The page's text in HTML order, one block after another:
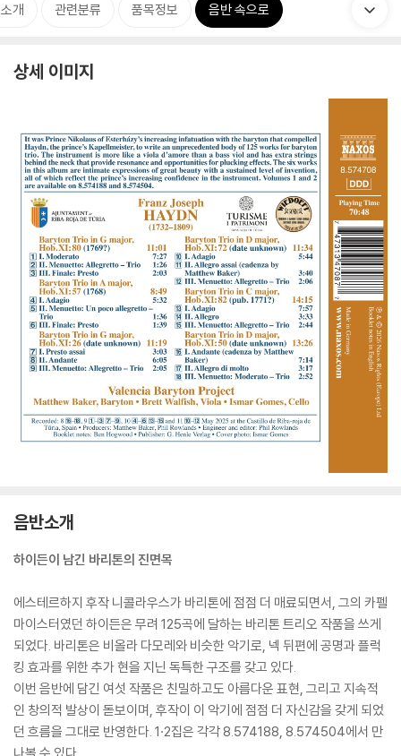
개 관련분류 품목정보 음반 속으로
상세 이미지
음반소개
하이든이 남긴 바리톤의 진면목
에스테르하지 후작 니콜라우스가 바리톤에 점점 더 매료되면서, 그의 카펠
마이스터였던 하이든은 무려 125곡에 달하는 바리톤 트리오 작품을 쓰게
되었다. 바리톤은 비올라 다모레와 비슷한 악기로, 넥 뒤편에 공명과 플럭
킹 효과를 위한 추가 현을 지닌 독특한 구조를 갖고 있다.
이번 음반에 담긴 여섯 작품은 친밀하고도 아름다운 표현, 그리고 지속적
인 창의적 발상이 돋보이며, 후작이 이 악기에 점점 더 자신감을 갖게 되었
던 흐름을 그대로 반영한다. 1·2집은 각각 8.574188, 8.574504에서 만